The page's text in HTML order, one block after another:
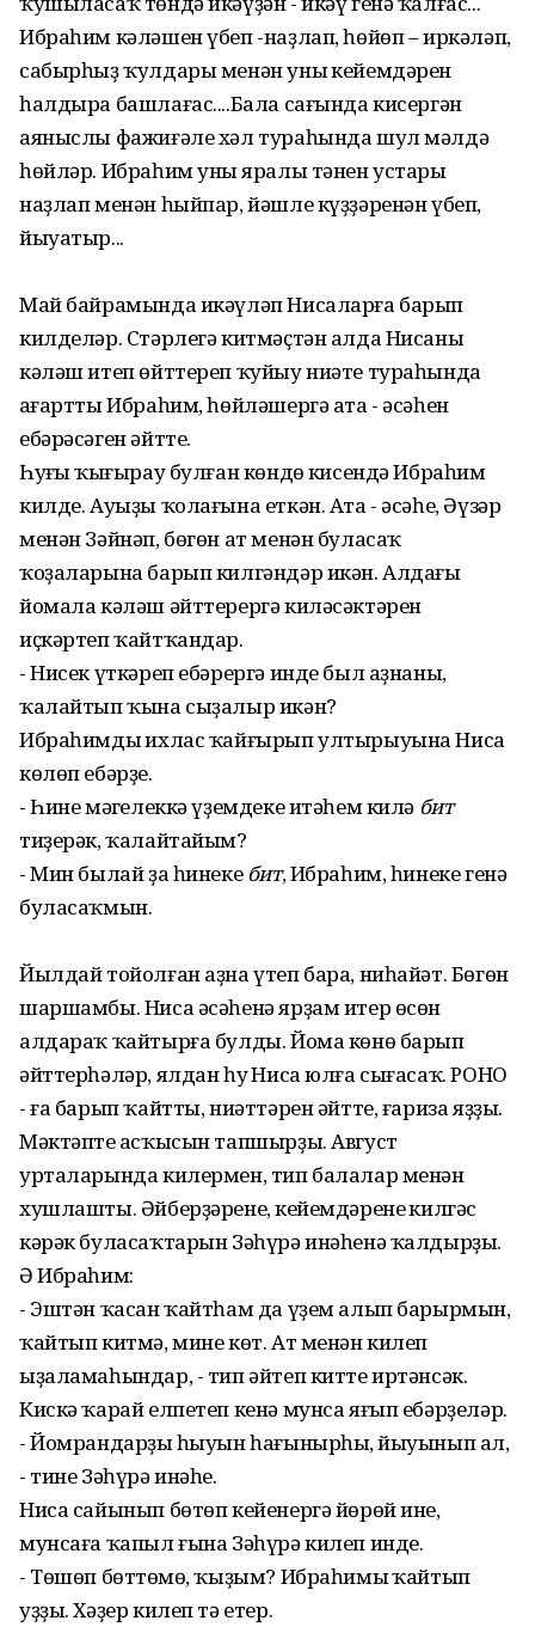
Ибраһим кәләшен үбеп -наҙлап, һөйөп – иркәләп,
сабырһыҙ ҡулдары менән уның кейемдәрен
һалдыра башлағас....Бала сағында кисергән
аяныслы фажиғәле хәл тураһында шул мәлдә
һөйләр. Ибраһим уның яралы тәнен устары
наҙлап менән һыйпар, йәшле күҙҙәренән үбеп,
йыуатыр...
Май байрамында икәүләп Нисаларға барып
килделәр. Стәрлегә китмәҫтән алда Нисаны
кәләш итеп өйттереп ҡуйыу ниәте тураһында
аңғартты Ибраһим, һөйләшергә ата - әсәһен
ебәрәсәген әйтте.
Һуңғы ҡыңғырау булған көндөң кисендә Ибраһим
килде. Ауыҙы ҡолағына еткән. Ата - әсәһе, Әүзәр
менән Зәйнәп, бөгөн ат менән буласаҡ
ҡоҙаларына барып килгәндәр икән. Алдағы
йомала кәләш әйттерергә киләсәктәрен
иҫкәртеп ҡайтҡандар.
- Нисек үткәреп ебәрергә инде был аҙнаны,
ҡалайтып ҡына сыҙалыр икән?
Ибраһимдың ихлас ҡайғырып ултырыуына Ниса
көлөп ебәрҙе.
- Һине мәңгелеккә үҙемдеке итәһем килә бит
тиҙерәк, ҡалайтайым?
- Мин былай ҙа һинекебит, Ибраһим, һинеке генә
буласаҡмын.
Йылдай тойолған аҙна үтеп бара, ниһайәт. Бөгөн
шаршамбы. Ниса әсәһенә ярҙам итер өсөн
алдараҡ ҡайтырға булды. Йома көнө барып
әйттерһәләр, ялдан һуң Ниса юлға сығасаҡ. РОНО
- ға барып ҡайтты, ниәттәрен әйтте, ғариза яҙҙы.
Мәктәптең асҡысын тапшырҙы. Август
урталарында килермен, тип балалар менән
хушлашты. Әйберҙәренең, кейемдәренең килгәс
кәрәк буласаҡтарын Зәһүрә инәһенә ҡалдырҙы.
Ә Ибраһим:
- Эштән ҡасан ҡайтһам да үҙем алып барырмын,
ҡайтып китмә, мине көт. Ат менән килеп
ыҙаламаһындар, - тип әйтеп китте иртәнсәк.
Кискә ҡарай елпетеп кенә мунса яғып ебәрҙеләр.
- Йомрандарҙың һыуын һағынырһың, йыуынып ал,
- тине Зәһүрә инәһе.
Ниса сайынып бөтөп кейенергә йөрөй ине,
мунсаға ҡапыл ғына Зәһүрә килеп инде.
- Төшөп бөттөңмө, ҡыҙым? Ибраһимың ҡайтып
уҙҙы. Хәҙер килеп тә етер.